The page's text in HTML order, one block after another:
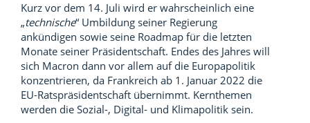
Kurz vor dem 14. Juli wird er wahrscheinlich eine
„technische“ Umbildung seiner Regierung
ankündigen sowie seine Roadmap für die letzten
Monate seiner Präsidentschaft. Endes des Jahres will
sich Macron dann vor allem auf die Europapolitik
konzentrieren, da Frankreich ab 1. Januar 2022 die
EU-Ratspräsidentschaft übernimmt. Kernthemen
werden die Sozial-, Digital- und Klimapolitik sein.